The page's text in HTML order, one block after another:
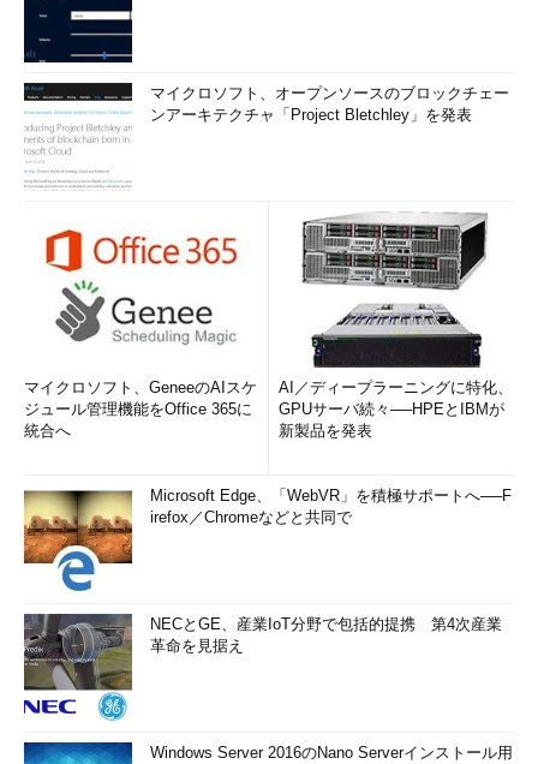
マイクロソフト、オープンソースのブロックチェー
ンアーキテクチャ「Project Bletchley」を発表
マイクロソフト、GeneeのAIスケ
ジュール管理機能をOffice 365に
統合へ
AI／ディープラーニングに特化、
GPUサーバ続々──HPEとIBMが
新製品を発表
Microsoft Edge、「WebVR」を積極サポートへ──F
irefox／Chromeなどと共同で
NECとGE、産業IoT分野で包括的提携 第4次産業
革命を見据え
Windows Server 2016のNano Serverインストール用